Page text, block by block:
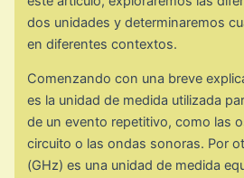
dos unidades y determinaremos
en diferentes contextos.
Comenzando con una breve
es la unidad de medida utilizada
de un evento repetitivo, como las
circuito o las ondas sonoras. Por
(GHz) es una unidad de medida